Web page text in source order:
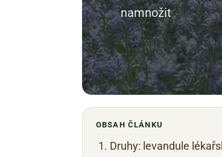
namnožit
OBSAH ČLÁNKU
Druhy: levandule